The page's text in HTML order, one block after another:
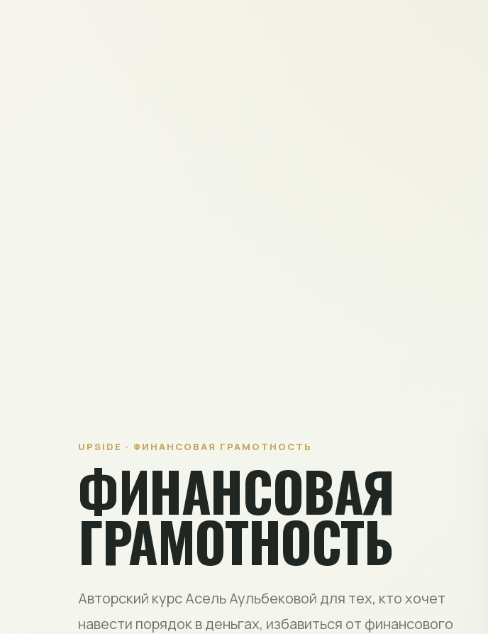
UPSIDE · ФИНАНСОВАЯ ГРАМОТНОСТЬ
ФИНАНСОВАЯ
ГРАМОТНОСТЬ
Авторский курс Асель Аульбековой для тех, кто хочет
навести порядок в деньгах, избавиться от финансового